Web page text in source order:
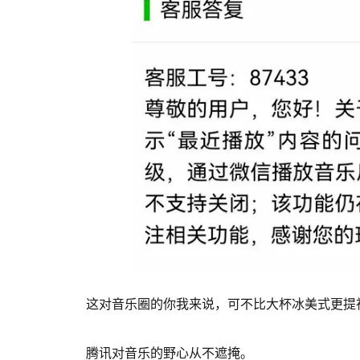
这对音乐圈的你我来说，可不比大杯冰美式更提
腾讯对音乐的野心从不遮掩。